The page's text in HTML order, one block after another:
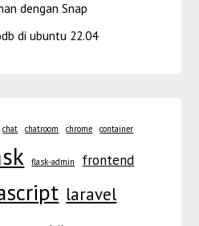
dengan Snap
di ubuntu 22.04
chat chatroom chrome container
flask-admin frontend
laravel